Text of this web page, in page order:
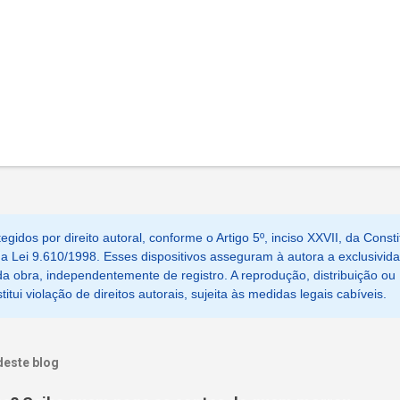
por direito autoral, conforme o Artigo 5º, inciso XXVII, da
Lei 9.610/1998. Esses dispositivos asseguram à autora a
obra, independentemente de registro. A reprodução, distribuição ou
violação de direitos autorais, sujeita às medidas legais cabíveis.
blog